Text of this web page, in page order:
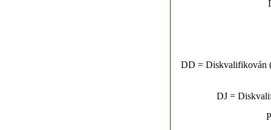
DD = Diskvalifikován
DJ =